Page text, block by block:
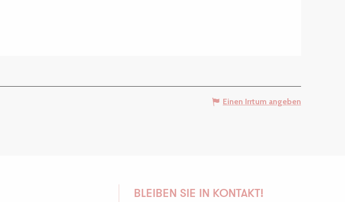
Einen Irrtum angeben
BLEIBEN SIE IN KONTAKT!